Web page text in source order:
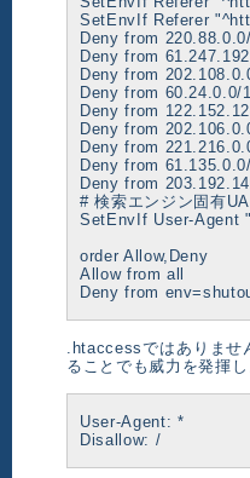
SetEnvIf Referer
Deny from
Deny from
Deny from
Deny from 60.24.0.0/
Deny from
Deny from
Deny from
Deny from
Deny from
# 検索エンジン固有UA
SetEnvIf User-Agent
order Allow,Deny
Allow from all
Deny from
.htaccessではありませ
ることでも威力を発揮し
User-Agent: *
Disallow: /